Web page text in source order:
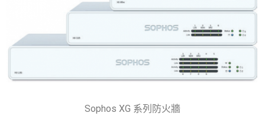
Sophos XG 系列防火牆